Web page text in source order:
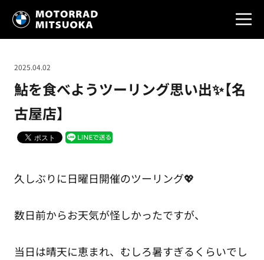
鮎を食べようツーリング思い出✨【名
古屋店】
2025.04.02
久しぶりに日曜日開催のツーリング💖
数日前からお天気が怪しかったですが、
当日は晴天に恵まれ、むしろ暑すぎるくらいでし